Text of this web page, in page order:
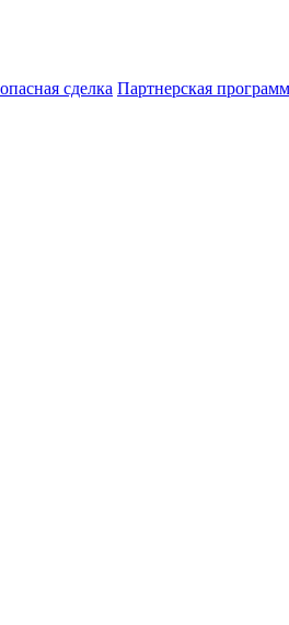
сделка Партнерская